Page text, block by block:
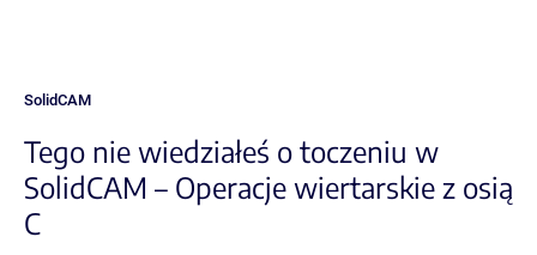
SolidCAM
Tego nie wiedziałeś o toczeniu w
SolidCAM – Operacje wiertarskie z osią
C